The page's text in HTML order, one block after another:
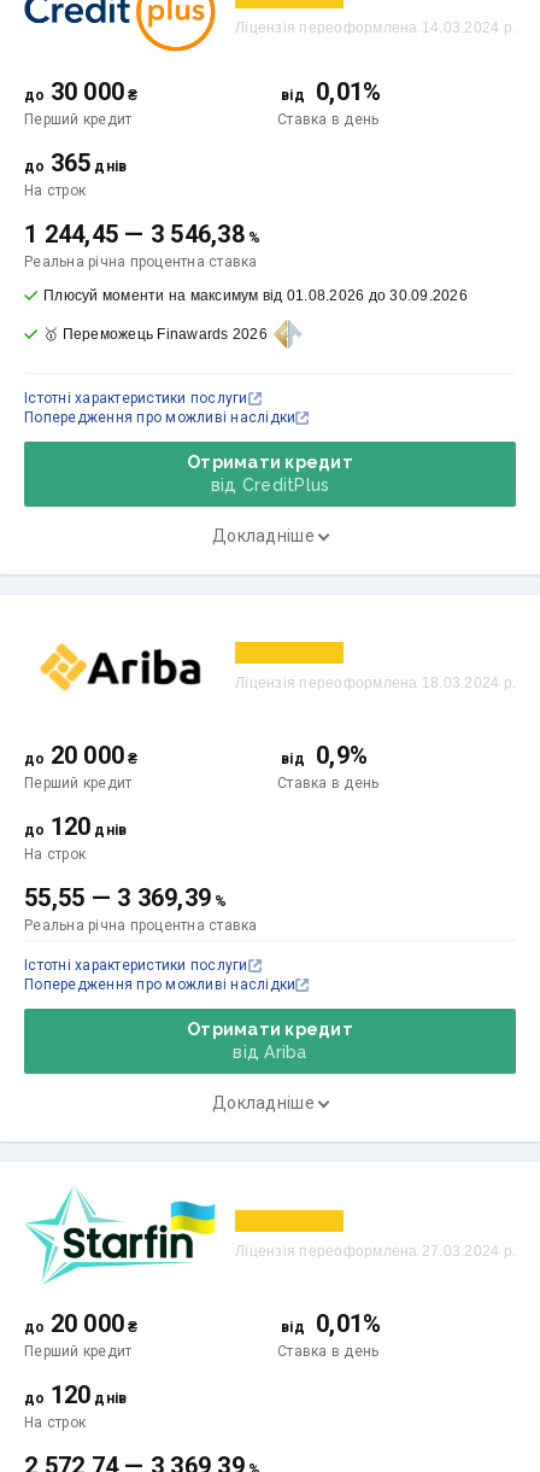
Ліцензія переоформлена 14.03.2024 р.
до 30 000 ₴
Перший кредит
від 0,01%
Ставка в день
до 365 днів
На строк
1 244,45 — 3 546,38 %
Реальна річна процентна ставка
Отримати кредит
від CreditPlus
Докладніше
Плюсуй моменти на максимум від 01.08.2026 до 30.09.2026
🥇 Переможець Finawards 2026
Істотні характеристики послуги
Попередження про можливі наслідки
Ліцензія переоформлена 18.03.2024 р.
до 20 000 ₴
Перший кредит
від 0,9%
Ставка в день
до 120 днів
На строк
55,55 — 3 369,39 %
Реальна річна процентна ставка
Отримати кредит
від Ariba
Докладніше
Істотні характеристики послуги
Попередження про можливі наслідки
Ліцензія переоформлена 27.03.2024 р.
до 20 000 ₴
Перший кредит
від 0,01%
Ставка в день
до 120 днів
На строк
2 572,74— 3 369,39